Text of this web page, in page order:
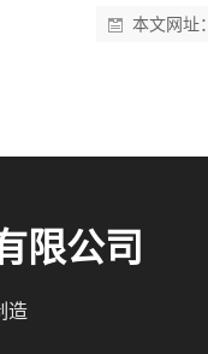
本文网址：
限公司
造